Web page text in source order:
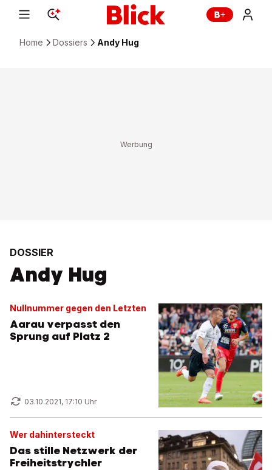
Home Dossiers Andy Hug
DOSSIER
Andy Hug
Nullnummer gegen den Letzten
Aarau verpasst den
Sprung auf Platz 2
03.10.2021, 17:10 Uhr
Wer dahintersteckt
Das stille Netzwerk der
Freiheitstrychler